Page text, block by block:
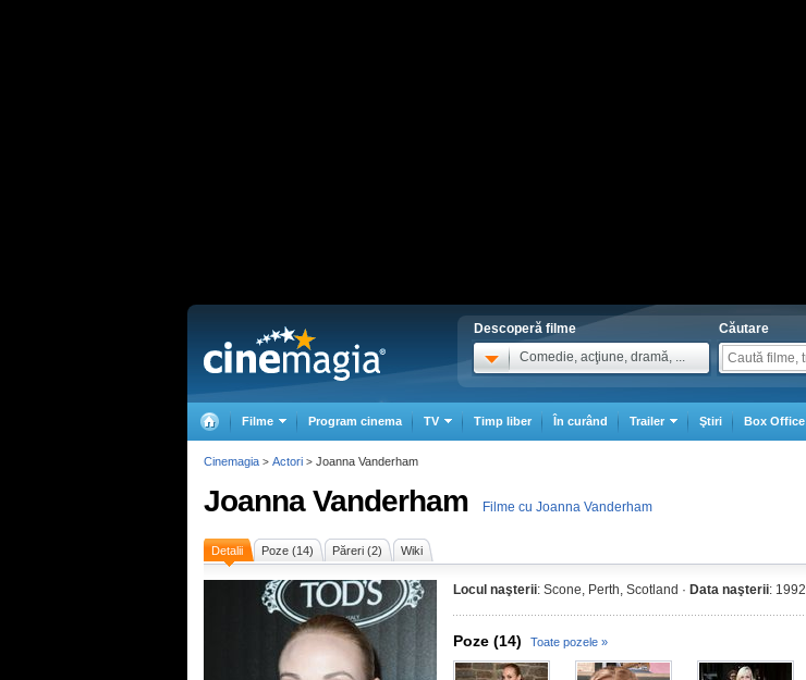
Descoperă filme
Comedie, acţiune, dramă, ...
Căutare
Filme Program cinema TV Timp liber În curând Trailer Ştiri Box Office
Joanna Vanderham Filme cu Joanna Vanderham
Detalii Poze (14) Păreri (2) Wiki
Locul naşterii: Scone, Perth, Scotland · Data naşterii: 1992
Poze (14) Toate pozele »
Cinemagia > Actori > Joanna Vanderham